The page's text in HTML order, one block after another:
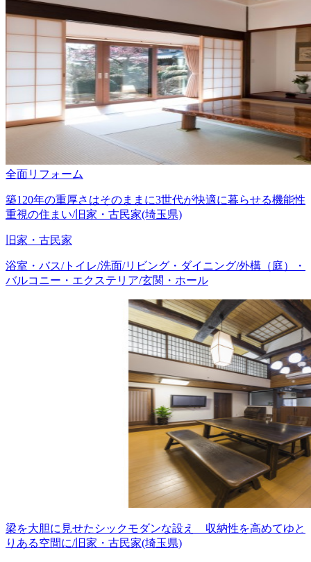
全面リフォーム
築120年の重厚さはそのままに3世代が快適に暮らせる機能性
重視の住まい/旧家・古民家(埼玉県)
旧家・古民家
浴室・バス/トイレ/洗面/リビング・ダイニング/外構（庭）・
バルコニー・エクステリア/玄関・ホール
梁を大胆に見せたシックモダンな設え 収納性を高めてゆと
りある空間に/旧家・古民家(埼玉県)